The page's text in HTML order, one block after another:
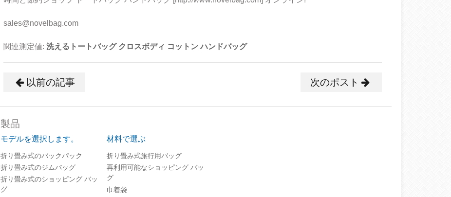
sales@novelbag.com
関連測定値: 洗えるトートバッグ クロスボディ コットン ハンドバッグ
以前の記事 次のポスト
製品
モデルを選択します。
折り畳み式のバックパック
折り畳み式のジムバッグ
折り畳み式のショッピング バッ
グ
材料で選ぶ
折り畳み式旅行用バッグ
再利用可能なショッピング バッ
グ
巾着袋